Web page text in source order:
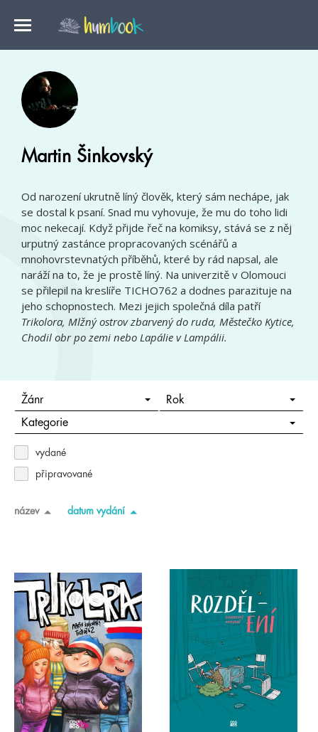
Martin Šinkovský
Od narození ukrutně líný člověk, který sám nechápe, jak
se dostal k psaní. Snad mu vyhovuje, že mu do toho lidi
moc nekecají. Když přijde řeč na komiksy, stává se z něj
urputný zastánce propracovaných scénářů a
mnohovrstevnatých příběhů, které by rád napsal, ale
naráží na to, že je prostě líný. Na univerzitě v Olomouci
se přilepil na kreslíře TICHO762 a dodnes parazituje na
jeho schopnostech. Mezi jejich společná díla patří
Trikolora, Mlžný ostrov zbarvený do ruda, Městečko Kytice,
Chodil obr po zemi nebo Lapálie v Lampálii.
Žánr Rok
Kategorie
vydané
připravované
název datum vydání